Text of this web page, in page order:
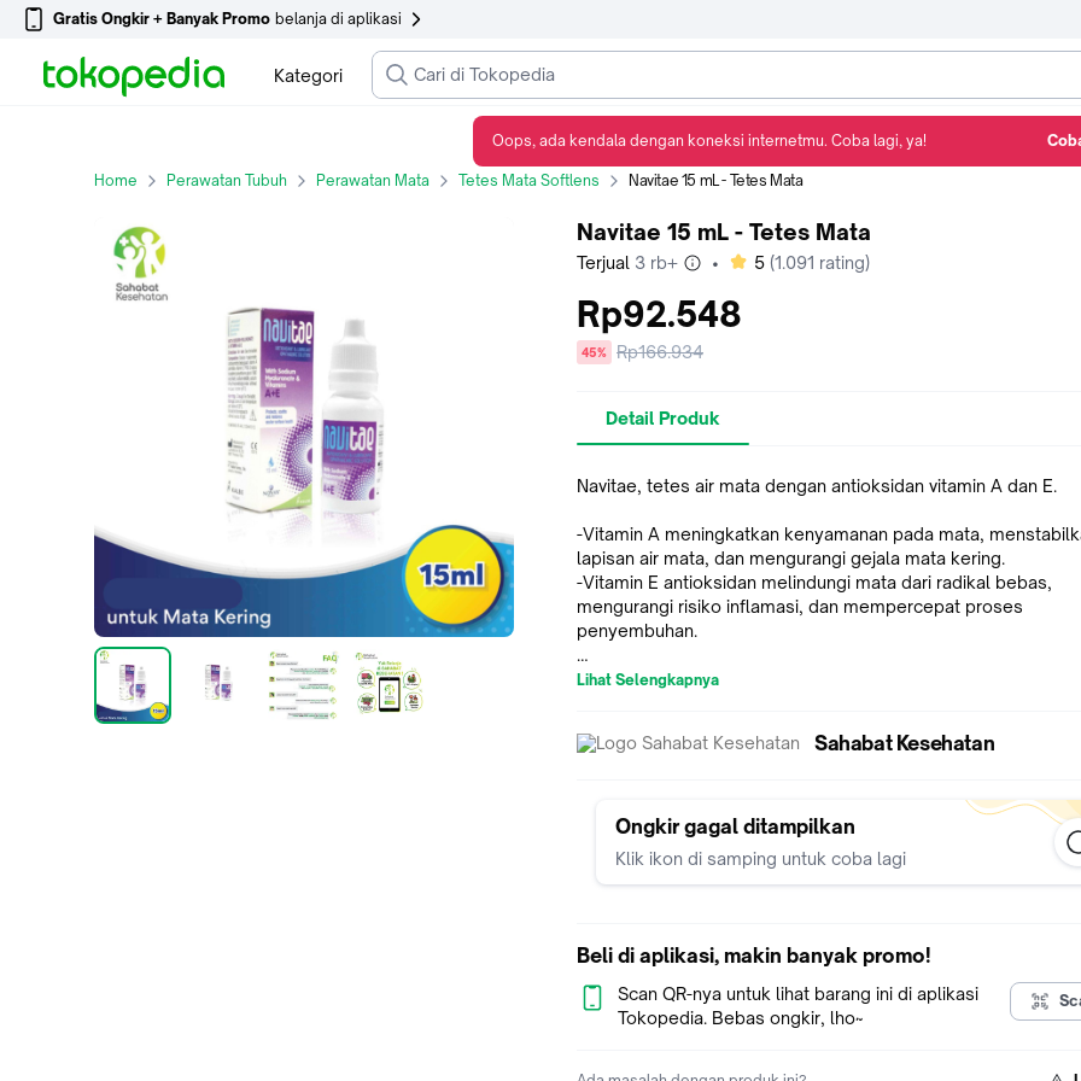
Gratis Ongkir + Banyak Promo belanja di aplikasi
Kategori
Home Perawatan Tubuh Perawatan Mata Tetes Mata Softlens Navitae 15 mL - Tetes Mata
Navitae 15 mL - Tetes Mata
Terjual 3 rb+ • bintang
5 (1.091 rating)
Rp92.548
diskon
45%
Harga
Rp166.934
Detail Produk
Navitae, tetes air mata dengan antioksidan vitamin A dan E.
-Vitamin A meningkatkan kenyamanan pada mata,
lapisan air mata, dan mengurangi gejala mata kering.
-Vitamin E antioksidan melindungi mata dari radikal bebas,
mengurangi risiko inflamasi, dan mempercepat proses
penyembuhan.
Indikasi: Navitae melubrikasi dan melembapkan mata lelah
Dosis: 1-2 tetes pada setiap mata 3-6 kali sehari
Lihat Selengkapnya
Sahabat Kesehatan
Ongkir gagal ditampilkan
Klik ikon di samping untuk coba lagi
Beli di aplikasi, makin banyak promo!
Scan QR-nya untuk lihat barang ini di aplikasi
Tokopedia. Bebas ongkir, lho~
Oops, ada kendala dengan koneksi internetmu. Coba lagi, ya!